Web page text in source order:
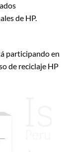
de HP.
participando en
de reciclaje HP